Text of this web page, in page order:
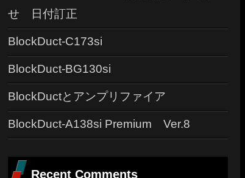
せ 日付訂正
BlockDuct-C173si
BlockDuct-BG130si
BlockDuctとアンプリファイア
BlockDuct-A138si Premium Ver.8
Recent Comments